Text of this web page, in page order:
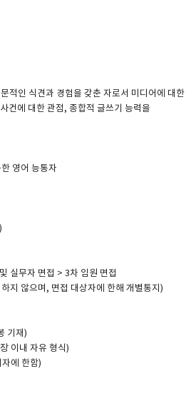
적인 식견과 경험을 갖춘 자로서 미디어에 대한
건에 대한 관점, 종합적 글쓰기 능력을
영어 능통자
실무자 면접 > 3차 임원 면접
지 않으며, 면접 대상자에 한해 개별통지)
기재)
이내 자유 형식)
에 한함)